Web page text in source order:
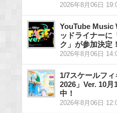
2026年8月06日
YouTube Music
ッドライナーに
ク」が参加決定！
2026年8月06日
1/7スケールフ
2026」Ver. 10
中！
2026年8月06日